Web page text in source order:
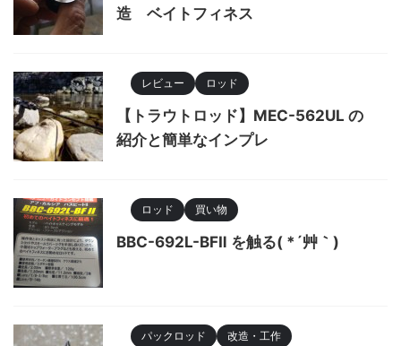
造 ベイトフィネス
レビュー ロッド
【トラウトロッド】MEC-562UL の
紹介と簡単なインプレ
ロッド 買い物
BBC-692L-BFⅡ を触る( *´艸｀)
パックロッド 改造・工作